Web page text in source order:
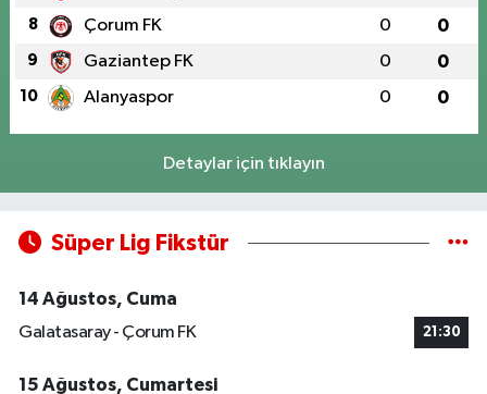
8 Çorum FK 0 0
9 Gaziantep FK 0 0
10 Alanyaspor 0 0
Detaylar için tıklayın
Süper Lig Fikstür
14 Ağustos, Cuma
Galatasaray - Çorum FK
21:30
15 Ağustos, Cumartesi